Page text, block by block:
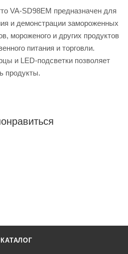
VA-SD98EM предназначен для
и демонстрации замороженных
мороженого и других продуктов
питания и торговли.
и LED-подсветки позволяет
продукты.
товара вы можете у наших
КАТАЛОГ